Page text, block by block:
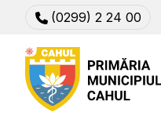
(0299) 2 24 00